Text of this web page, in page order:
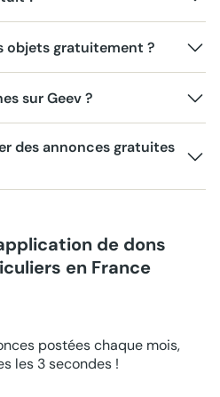
objets gratuitement ?
sur Geev ?
des annonces gratuites
de dons
en France
postées chaque mois,
les 3 secondes !